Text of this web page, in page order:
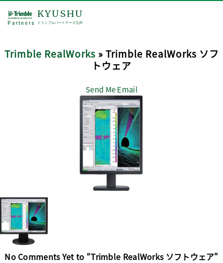
Partners
KYUSHU
トリンブルパートナーズ九州
Trimble RealWorks » Trimble RealWorks ソフ
トウェア
Send Me Email
No Comments Yet to “Trimble RealWorks ソフトウェア”